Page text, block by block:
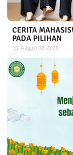
CERITA
PADA PILIHAN
August 02, 2026